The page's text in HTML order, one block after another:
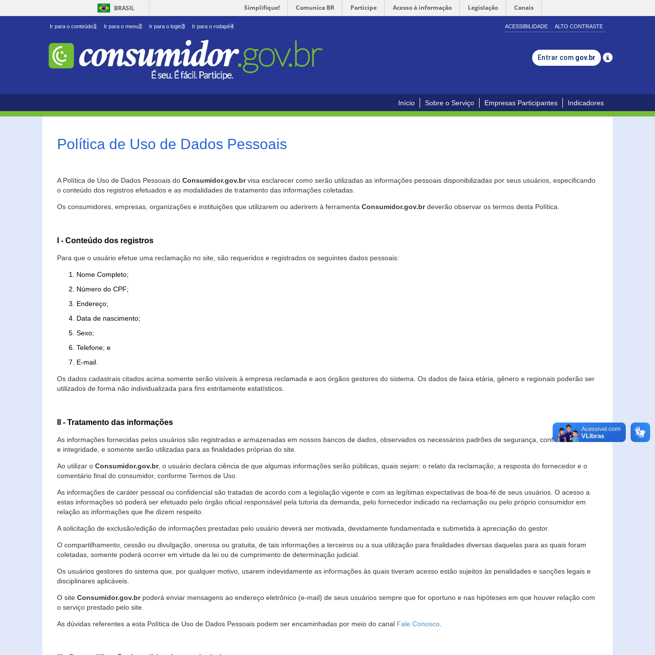
BRASIL Simplifique! Comunica BR Participe Acesso à informação Legislação Canais
Ir para o conteúdo1 Ir para o menu2 Ir para o login3 Ir para o rodapé4 ACESSIBILIDADE ALTO CONTRASTE
Entrar com gov.br
Início Sobre o Serviço Empresas Participantes Indicadores
Política de Uso de Dados Pessoais
A Política de Uso de Dados Pessoais do Consumidor.gov.brvisa esclarecer como serão utilizadas as informações pessoais disponibilizadas por seus usuários, especificando
o conteúdo dos registros efetuados e as modalidades de tratamento das informações coletadas.
Os consumidores, empresas, organizações e instituições que utilizarem ou aderirem à ferramenta Consumidor.gov.brdeverão observar os termos desta Política.
I - Conteúdo dos registros
Para que o usuário efetue uma reclamação no site, são requeridos e registrados os seguintes dados pessoais:
Nome Completo;
Número do CPF;
Endereço;
Data de nascimento;
Sexo;
Telefone; e
E-mail.
Os dados cadastrais citados acima somente serão visíveis à empresa reclamada e aos órgãos gestores do sistema. Os dados de faixa etária, gênero e regionais poderão ser
utilizados de forma não individualizada para fins estritamente estatísticos.
II - Tratamento das informações
As informações fornecidas pelos usuários são registradas e armazenadas em nossos bancos de dados, observados os necessários padrões de segurança, confidencialidade
e integridade, e somente serão utilizadas para as finalidades próprias do site.
Ao utilizar o Consumidor.gov.br, o usuário declara ciência de que algumas informações serão públicas, quais sejam: o relato da reclamação, a resposta do fornecedor e o
comentário final do consumidor, conforme Termos de Uso.
As informações de caráter pessoal ou confidencial são tratadas de acordo com a legislação vigente e com as legítimas expectativas de boa-fé de seus usuários. O acesso a
estas informações só poderá ser efetuado pelo órgão oficial responsável pela tutoria da demanda, pelo fornecedor indicado na reclamação ou pelo próprio consumidor em
relação as informações que lhe dizem respeito.
A solicitação de exclusão/edição de informações prestadas pelo usuário deverá ser motivada, devidamente fundamentada e submetida à apreciação do gestor.
O compartilhamento, cessão ou divulgação, onerosa ou gratuita, de tais informações a terceiros ou a sua utilização para finalidades diversas daquelas para as quais foram
coletadas, somente poderá ocorrer em virtude da lei ou de cumprimento de determinação judicial.
Os usuários gestores do sistema que, por qualquer motivo, usarem indevidamente as informações às quais tiveram acesso estão sujeitos às penalidades e sanções legais e
disciplinares aplicáveis.
O site Consumidor.gov.brpoderá enviar mensagens ao endereço eletrônico (e-mail) de seus usuários sempre que for oportuno e nas hipóteses em que houver relação com
o serviço prestado pelo site.
As dúvidas referentes a esta Política de Uso de Dados Pessoais podem ser encaminhadas por meio do canal Fale Conosco